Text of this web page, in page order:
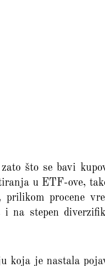
što se bavi
u ETF-ove,
procene
na stepen
koja je nastala